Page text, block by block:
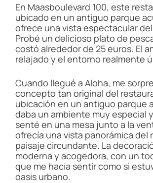
En Maasboulevard 100, este
ubicado en un antiguo parque
ofrece una vista espectacular del
Probé un delicioso plato de
costó alrededor de 25 euros. El
relajado y el entorno realmente
Cuando llegué a Aloha, me
concepto tan original del
ubicación en un antiguo parque
daba un ambiente muy especial
senté en una mesa junto a la
ofrecía una vista panorámica del
paisaje circundante. La
moderna y acogedora, con un
que me hacía sentir como si
oasis urbano.